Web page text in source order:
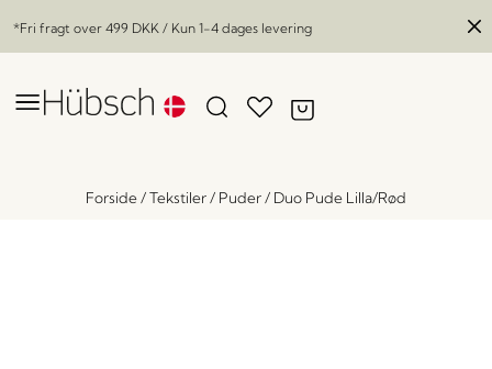
*Fri fragt over 499 DKK / Kun 1-4 dages levering
Forside/Tekstiler/ Puder/ Duo Pude Lilla/Rød